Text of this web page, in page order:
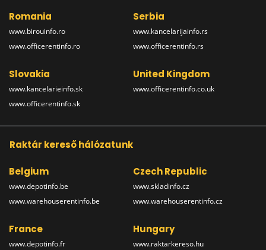
Romania
www.birouinfo.ro
www.officerentinfo.ro
Serbia
www.kancelarijainfo.rs
www.officerentinfo.rs
Slovakia
www.kancelarieinfo.sk
www.officerentinfo.sk
United Kingdom
www.officerentinfo.co.uk
Raktár kereső hálózatunk
Belgium
www.depotinfo.be
www.warehouserentinfo.be
Czech Republic
www.skladinfo.cz
www.warehouserentinfo.cz
France
www.depotinfo.fr
Hungary
www.raktarkereso.hu